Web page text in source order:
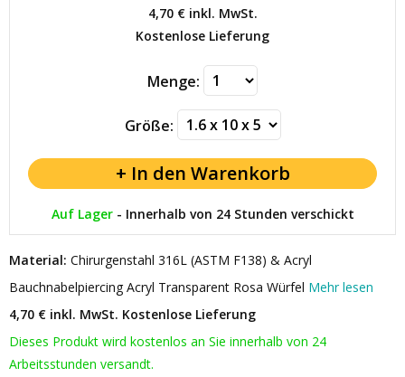
4,70 €inkl. MwSt.
Kostenlose Lieferung
Menge:
Größe:
Auf Lager- Innerhalb von 24 Stunden verschickt
Material: Chirurgenstahl 316L (ASTM F138) & Acryl
Bauchnabelpiercing Acryl Transparent Rosa Würfel Mehr lesen
4,70 € inkl. MwSt. Kostenlose Lieferung
Dieses Produkt wird kostenlos an Sie innerhalb von 24
Arbeitsstunden versandt.